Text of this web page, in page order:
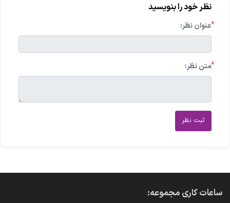
نظر خود را بنویسید
عنوان نظر:*
متن نظر:*
ثبت نظر
ساعات کاری مجموعه: